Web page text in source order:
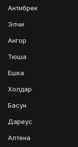
Антибрек
Элчи
Ангор
Тюша
Ешка
Холдар
Басун
Дареус
Алтена